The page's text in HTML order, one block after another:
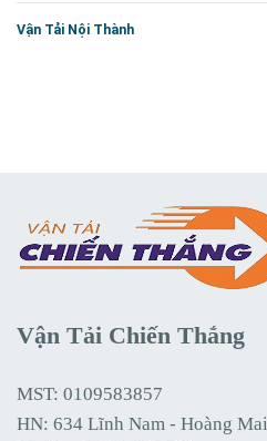
Vận Tải Nội Thành
Vận Tải Chiến Thắng
MST: 0109583857
HN: 634 Lĩnh Nam - Hoàng Mai